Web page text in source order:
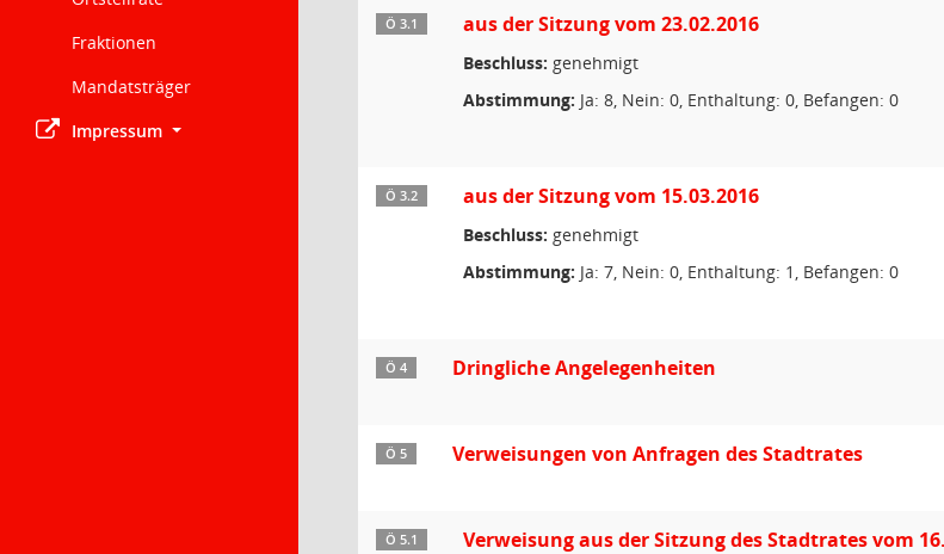
Fraktionen
Mandatsträger
Impressum
Ö 3.1 aus der Sitzung vom 23.02.2016
Beschluss: genehmigt
Abstimmung: Ja: 8, Nein: 0, Enthaltung: 0, Befangen: 0
Ö 3.2 aus der Sitzung vom 15.03.2016
Beschluss: genehmigt
Abstimmung: Ja: 7, Nein: 0, Enthaltung: 1, Befangen: 0
Ö 4 Dringliche Angelegenheiten
Ö 5 Verweisungen von Anfragen des Stadtrates
Ö 5.1
Verweisung aus der Sitzung des Stadtrates vom